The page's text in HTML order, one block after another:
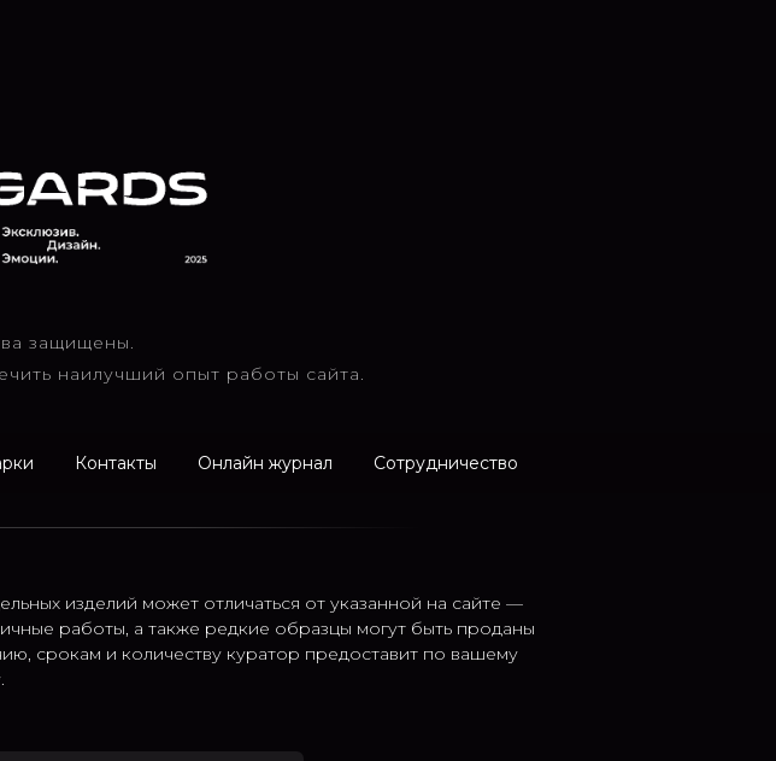
защищены.
наилучший опыт работы сайта.
Контакты Онлайн журнал Сотрудничество
изделий может отличаться от указанной на сайте —
работы, а также редкие образцы могут быть проданы
срокам и количеству куратор предоставит по вашему